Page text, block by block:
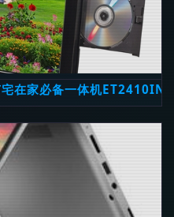
在家必备一体机